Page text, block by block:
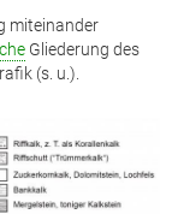
miteinander
Gliederung des
(s. u.).